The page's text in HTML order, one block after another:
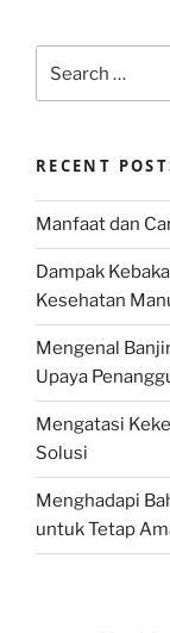
for:
RECENT
Manfaat dan
Dampak
Kesehatan
Mengenal
Upaya
Mengatasi
Solusi
Menghadapi
untuk Tetap